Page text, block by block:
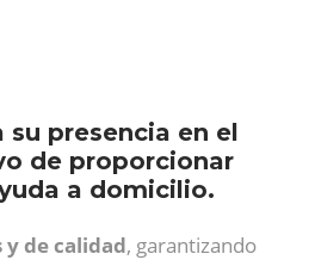
presencia en el
de proporcionar
a domicilio.
de calidad, garantizando